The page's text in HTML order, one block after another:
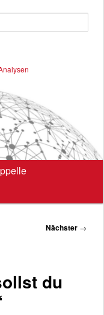
Nächster →
du